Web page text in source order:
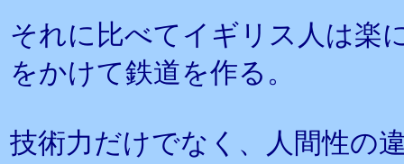
それに比べてイギリス人は楽
をかけて鉄道を作る。
技術力だけでなく、人間性の